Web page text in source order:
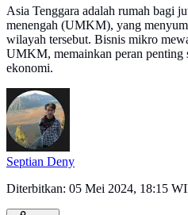
Asia Tenggara adalah rumah bagi
menengah (UMKM), yang
wilayah tersebut. Bisnis mikro
UMKM, memainkan peran penting
ekonomi.
Septian Deny
Diterbitkan: 05 Mei 2024, 18:15